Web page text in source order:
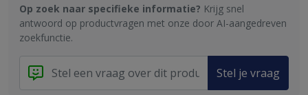
Op zoek naar specifieke informatie? Krijg snel
antwoord op productvragen met onze door AI-aangedreven
zoekfunctie.
Stel je vraag